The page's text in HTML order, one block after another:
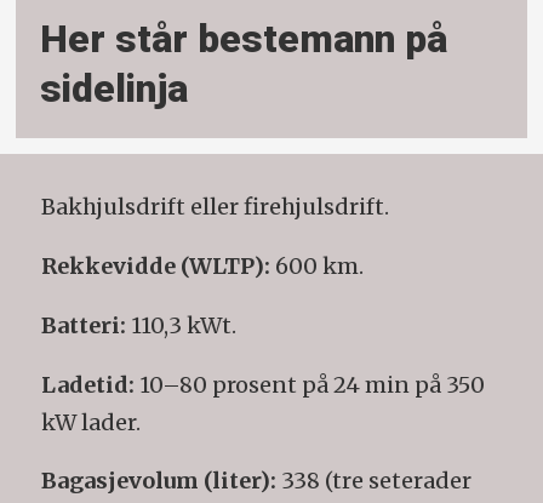
Her står bestemann på
sidelinja
Bakhjulsdrift eller firehjulsdrift.
Rekkevidde (WLTP): 600 km.
Batteri: 110,3 kWt.
Ladetid: 10–80 prosent på 24 min på 350
kW lader.
Bagasjevolum (liter): 338 (tre seterader